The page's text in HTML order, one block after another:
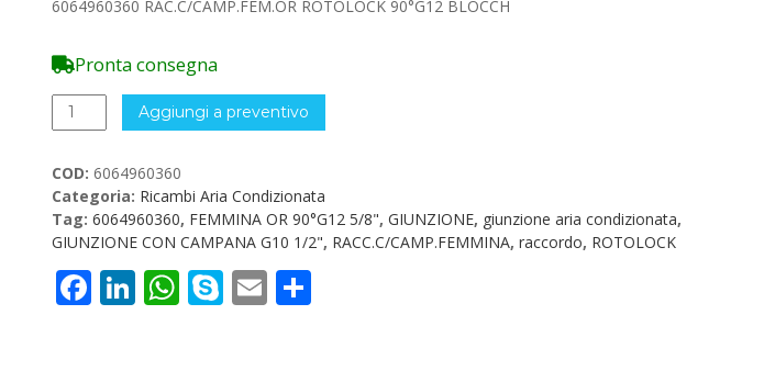
6064960360 RAC.C/CAMP.FEM.OR ROTOLOCK 90°G12 BLOCCH
Pronta consegna
6064960360
RAC.C/CAMP.FEM.OR
90°G12
BLOCCH
quantità
Aggiungi a preventivo
COD: 6064960360
Categoria: Ricambi Aria Condizionata
Tag: 6064960360, FEMMINA OR 90°G12 5/8", GIUNZIONE, giunzione aria condizionata,
GIUNZIONE CON CAMPANA G10 1/2", RACC.C/CAMP.FEMMINA, raccordo, ROTOLOCK
Facebook
LinkedIn
WhatsApp
Skype
Email